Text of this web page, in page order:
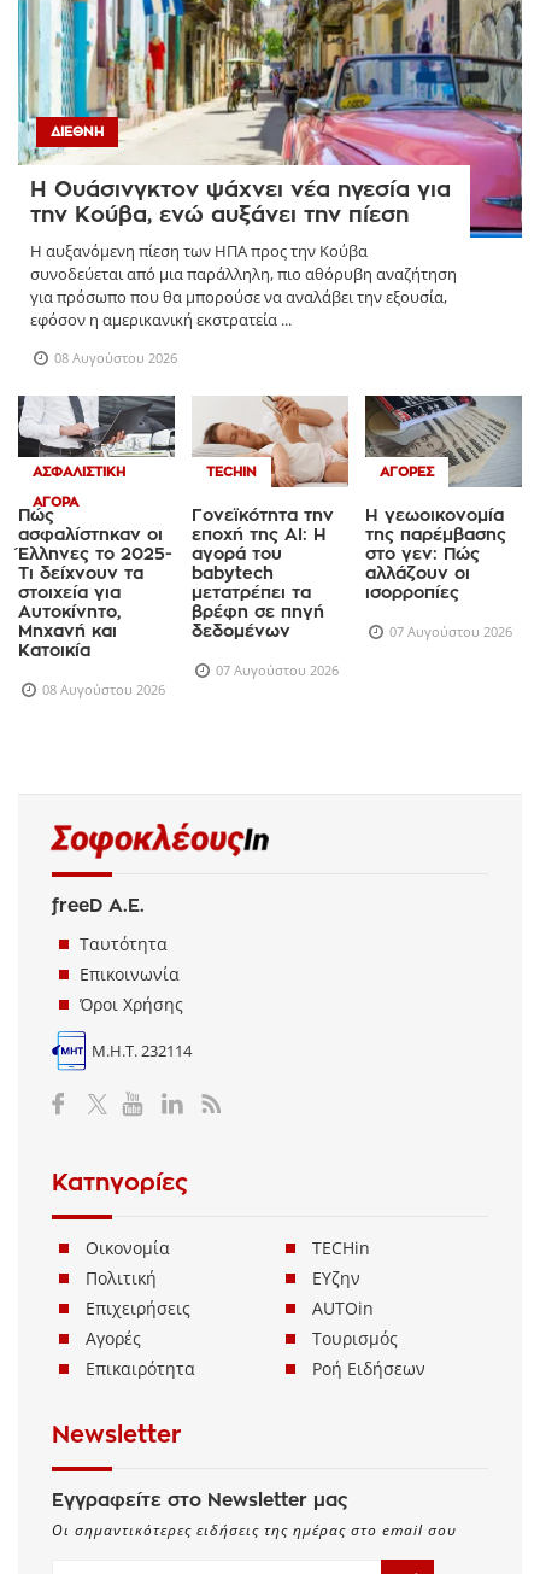
ΔΙΕΘΝΉ
Η Ουάσινγκτον ψάχνει νέα ηγεσία για
την Κούβα, ενώ αυξάνει την πίεση
Η αυξανόμενη πίεση των ΗΠΑ προς την Κούβα
συνοδεύεται από μια παράλληλη, πιο αθόρυβη αναζήτηση
για πρόσωπο που θα μπορούσε να αναλάβει την εξουσία,
εφόσον η αμερικανική εκστρατεία ...
08 Αυγούστου 2026
ΑΣΦΑΛΙΣΤΙΚΉ
ΑΓΟΡΆ
Πώς
ασφαλίστηκαν οι
Έλληνες το 2025-
Τι δείχνουν τα
στοιχεία για
Αυτοκίνητο,
Μηχανή και
Κατοικία
08 Αυγούστου 2026
TECHIN
Γονεϊκότητα την
εποχή της AI: Η
αγορά του
babytech
μετατρέπει τα
βρέφη σε πηγή
δεδομένων
07 Αυγούστου 2026
ΑΓΟΡΈΣ
Η γεωοικονομία
της παρέμβασης
στο γεν: Πώς
αλλάζουν οι
ισορροπίες
07 Αυγούστου 2026
freeD Α.Ε.
Ταυτότητα
Επικοινωνία
Όροι Χρήσης
Μ.Η.Τ. 232114
Κατηγορίες
Οικονομία
Πολιτική
Επιχειρήσεις
Αγορές
Επικαιρότητα
TECHin
ΕΥζην
AUTOin
Τουρισμός
Ροή Ειδήσεων
Newsletter
Εγγραφείτε στο Newsletter μας
Οι σημαντικότερες ειδήσεις της ημέρας στο email σου